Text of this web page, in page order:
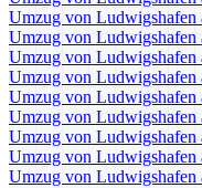
Umzug von Ludwigshafen
Umzug von Ludwigshafen
Umzug von Ludwigshafen
Umzug von Ludwigshafen
Umzug von Ludwigshafen
Umzug von Ludwigshafen
Umzug von Ludwigshafen
Umzug von Ludwigshafen
Umzug von Ludwigshafen